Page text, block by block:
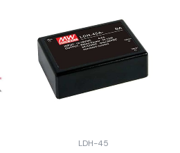
LDH-45